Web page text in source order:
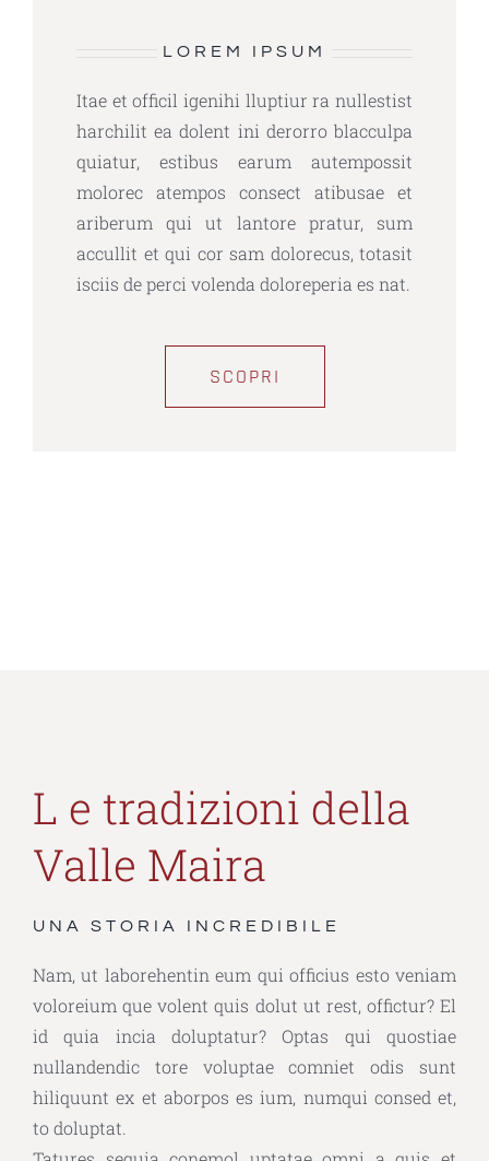
LOREM IPSUM
Itae et officil igenihi lluptiur ra nullestist
harchilit ea dolent ini derorro blacculpa
quiatur, estibus earum autempossit
molorec atempos consect atibusae et
ariberum qui ut lantore pratur, sum
accullit et qui cor sam dolorecus, totasit
isciis de perci volenda doloreperia es nat.
SCOPRI
L e tradizioni della
Valle Maira
UNA STORIA INCREDIBILE
Nam, ut laborehentin eum qui officius esto veniam
voloreium que volent quis dolut ut rest, offictur? El
id quia incia doluptatur? Optas qui quostiae
nullandendic tore voluptae comniet odis sunt
hiliquunt ex et aborpos es ium, numqui consed et,
to doluptat.